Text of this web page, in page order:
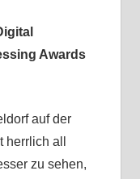
Awards
auf der
all
zu sehen,